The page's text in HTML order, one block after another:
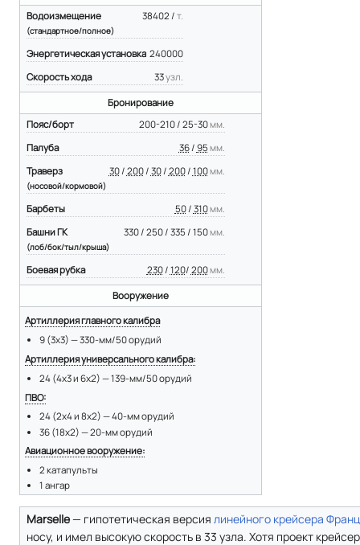
38402 / т.
Водоизмещение
(стандартное/полное)
240000
Энергетическая установка
33узл.
Скорость хода
Бронирование
200-210 / 25-30 мм.
Пояс/борт
36/ 95 мм.
Палуба
30/ 200/ 30/ 200/ 100 мм.
Траверз
(носовой/кормовой)
50/ 310 мм.
Барбеты
330 / 250 / 335 / 150 мм.
Башни ГК
(лоб/бок/тыл/крыша)
230/ 120/ 200 мм.
Боевая рубка
Вооружение
Артиллерия главного калибра
9 (3х3) — 330-мм/50 орудий
Артиллерия универсального калибра:
24 (4х3 и 6х2) — 139-мм/50 орудий
ПВО:
24 (2х4 и 8х2) — 40-мм орудий
36 (18х2) — 20-мм орудий
Авиационное вооружение:
2 катапульты
1 ангар
Marselle— гипотетическая версия линейного крейсера
носу, и имел высокую скорость в 33 узла. Хотя проект